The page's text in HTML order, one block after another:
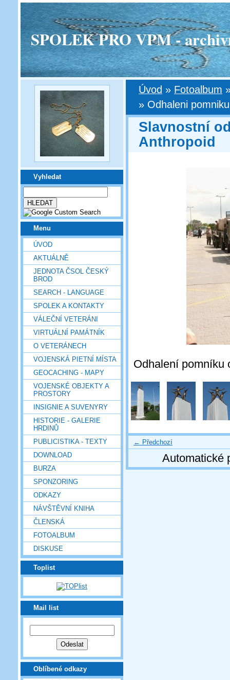
SPOLEK PRO VPM -
Vyhledat
Menu
ÚVOD
AKTUÁLNĚ
JEDNOTA ČSOL ČESKÝ
BROD
SEARCH - LANGUAGE
SPOLEK A KONTAKTY
VÁLEČNÍ VETERÁNI
VIRTUÁLNÍ PAMÁTNÍK
O VETERÁNECH
VOJENSKÁ PIETNÍ MÍSTA
GEOCACHING - MAPY
VOJENSKÉ OBJEKTY A
PROSTORY
INSIGNIE A SUVENYRY
HISTORIE - GALERIE
HRDINŮ
PUBLICISTIKA - TEXTY
DOWNLOAD
BURZA
SPONZORING
ODKAZY
NÁVŠTĚVNÍ KNIHA
ČLENSKÁ
FOTOALBUM
DISKUSE
Toplist
Mail list
Oblíbené odkazy
Úvod » Fotoalbum
» Odhaleni
Slavnostní
Anthropoid
Odhalení pomníku
← Předchozí
Automatické